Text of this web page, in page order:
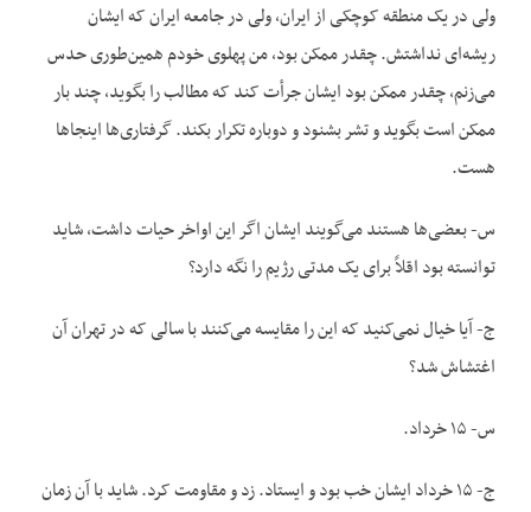
ولی در یک منطقه کوچکی از ایران، ولی در جامعه ایران که ایشان
ریشه‌ای نداشتش. چقدر ممکن بود، من پهلوی خودم همین‌طوری حدس
می‌زنم، چقدر ممکن بود ایشان جرأت کند که مطالب را بگوید، چند بار
ممکن است بگوید و تشر بشنود و دوباره تکرار بکند. گرفتاری‌ها اینجاها
هست.
س- بعضی‌ها هستند می‌گویند ایشان اگر این اواخر حیات داشت، شاید
توانسته بود اقلاً برای یک مدتی رژیم را نگه دارد؟
ج- آیا خیال نمی‌کنید که این را مقایسه می‌کنند با سالی که در تهران آن
اغتشاش شد؟
س- ۱۵ خرداد.
ج- ۱۵ خرداد ایشان خب بود و ایستاد. زد و مقاومت کرد. شاید با آن زمان